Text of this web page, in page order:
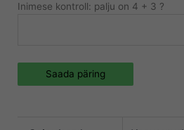
Inimese kontroll: palju on 4 + 3 ?
Saada päring